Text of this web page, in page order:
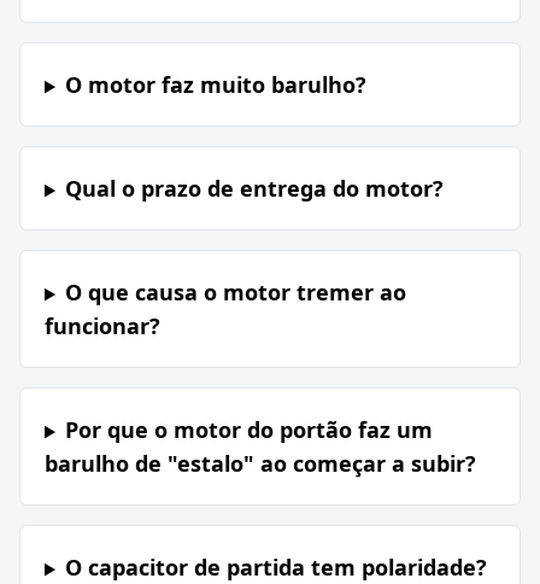
O motor faz muito barulho?
Qual o prazo de entrega do motor?
O que causa o motor tremer ao
funcionar?
Por que o motor do portão faz um
barulho de "estalo" ao começar a subir?
O capacitor de partida tem polaridade?